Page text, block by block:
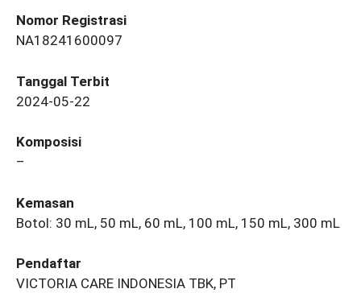
Nomor Registrasi
NA18241600097
Tanggal Terbit
2024-05-22
Komposisi
–
Kemasan
Botol: 30 mL, 50 mL, 60 mL, 100 mL, 150 mL, 300 mL
Pendaftar
VICTORIA CARE INDONESIA TBK, PT